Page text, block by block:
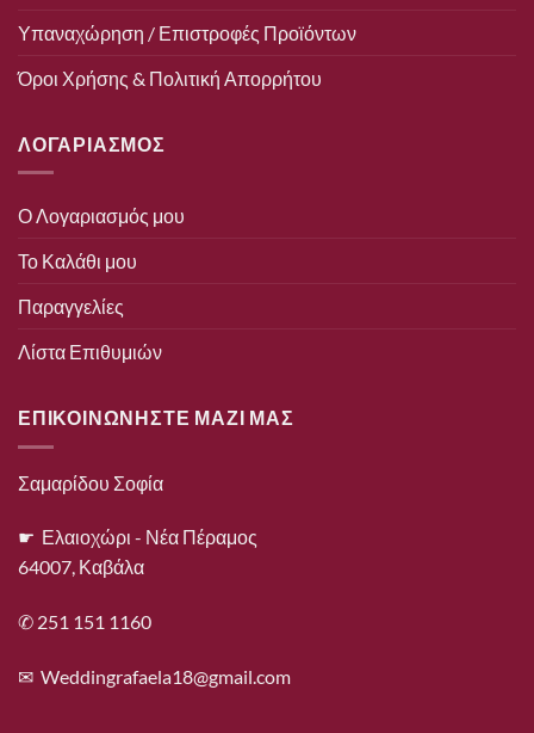
Υπαναχώρηση / Επιστροφές Προϊόντων
Όροι Χρήσης & Πολιτική Απορρήτου
ΛΟΓΑΡΙΑΣΜΟΣ
Ο Λογαριασμός μου
Το Καλάθι μου
Παραγγελίες
Λίστα Επιθυμιών
ΕΠΙΚΟΙΝΩΝΗΣΤΕ ΜΑΖΙ ΜΑΣ
Σαμαρίδου Σοφία
☛ Ελαιοχώρι - Νέα Πέραμος
64007, Καβάλα
✆ 251 151 1160
✉ Weddingrafaela18@gmail.com